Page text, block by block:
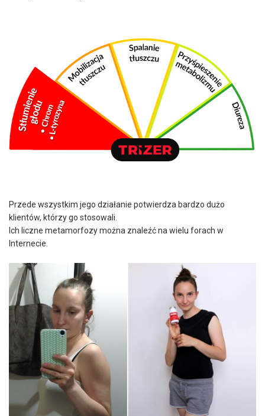
Przede wszystkim jego działanie potwierdza bardzo dużo
klientów, którzy go stosowali.
Ich liczne metamorfozy można znaleźć na wielu forach w
Internecie.